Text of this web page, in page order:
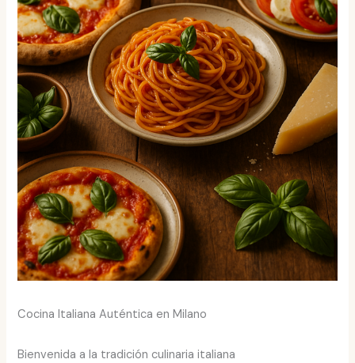
Cocina Italiana Auténtica en Milano
Bienvenida a la tradición culinaria italiana